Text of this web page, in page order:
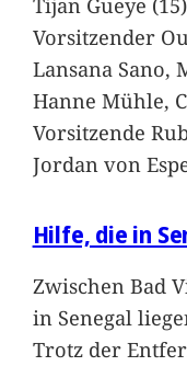
Vorsitzender
Lansana Sano,
Hanne Mühle,
Vorsitzende
Jordan von
Hilfe, die in
Zwischen Bad
in Senegal
Trotz der